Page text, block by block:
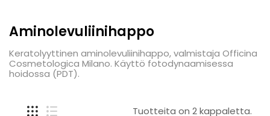
Aminolevuliinihappo
Keratolyyttinen aminolevuliinihappo, valmistaja Officina
Cosmetologica Milano. Käyttö fotodynaamisessa
hoidossa (PDT).
Tuotteita on 2 kappaletta.